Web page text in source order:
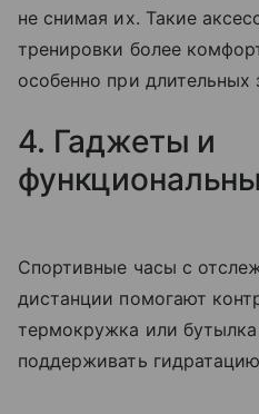
не снимая их. Такие
тренировки более
особенно при длительных
4. Гаджеты и
Спортивные часы с
дистанции помогают
термокружка или
поддерживать